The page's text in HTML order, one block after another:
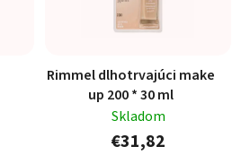
Rimmel dlhotrvajúci make
up 200 * 30 ml
Skladom
€31,82